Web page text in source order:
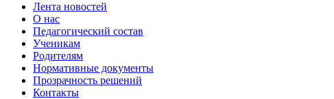
Лента новостей
О нас
Педагогический состав
Ученикам
Родителям
Нормативные документы
Прозрачность решений
Контакты